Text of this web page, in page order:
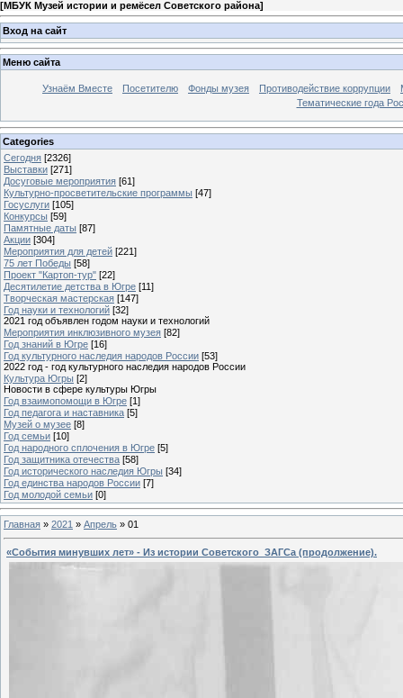
[МБУК Музей истории и ремёсел Советского района]
Вход на сайт
Меню сайта
Узнаём Вместе Посетителю Фонды музея Противодействие коррупции
Тематические года
Categories
Сегодня [2326]
Выставки [271]
Досуговые мероприятия [61]
Культурно-просветительские программы [47]
Госуслуги [105]
Конкурсы [59]
Памятные даты [87]
Акции [304]
Мероприятия для детей [221]
75 лет Победы [58]
Проект "Картоп-тур" [22]
Десятилетие детства в Югре [11]
Творческая мастерская [147]
Год науки и технологий [32]
2021 год объявлен годом науки и технологий
Мероприятия инклюзивного музея [82]
Год знаний в Югре [16]
Год культурного наследия народов России [53]
2022 год - год культурного наследия народов России
Культура Югры [2]
Новости в сфере культуры Югры
Год взаимопомощи в Югре [1]
Год педагога и наставника [5]
Музей о музее [8]
Год семьи [10]
Год народного сплочения в Югре [5]
Год защитника отечества [58]
Год исторического наследия Югры [34]
Год единства народов России [7]
Год молодой семьи [0]
Главная » 2021 » Апрель » 01
«События минувших лет» - Из истории Советского ЗАГСа (продолжение).